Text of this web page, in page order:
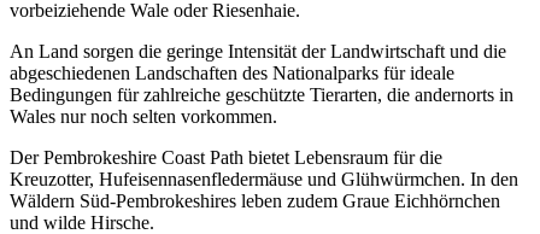
vorbeiziehende Wale oder Riesenhaie.
An Land sorgen die geringe Intensität der Landwirtschaft und die
abgeschiedenen Landschaften des Nationalparks für ideale
Bedingungen für zahlreiche geschützte Tierarten, die andernorts in
Wales nur noch selten vorkommen.
Der Pembrokeshire Coast Path bietet Lebensraum für die
Kreuzotter, Hufeisennasenfledermäuse und Glühwürmchen. In den
Wäldern Süd-Pembrokeshires leben zudem Graue Eichhörnchen
und wilde Hirsche.